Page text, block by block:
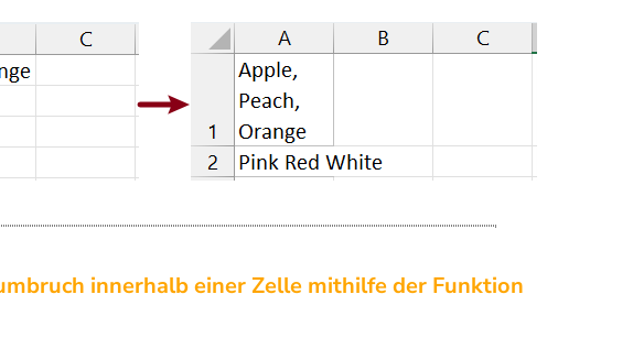
innerhalb einer Zelle mithilfe der Funktion